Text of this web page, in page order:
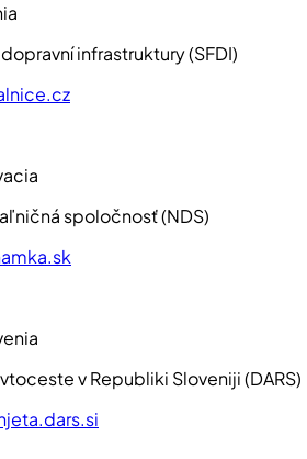
infrastruktury (SFDI)
spoločnosť (NDS)
v Republiki Sloveniji (DARS)